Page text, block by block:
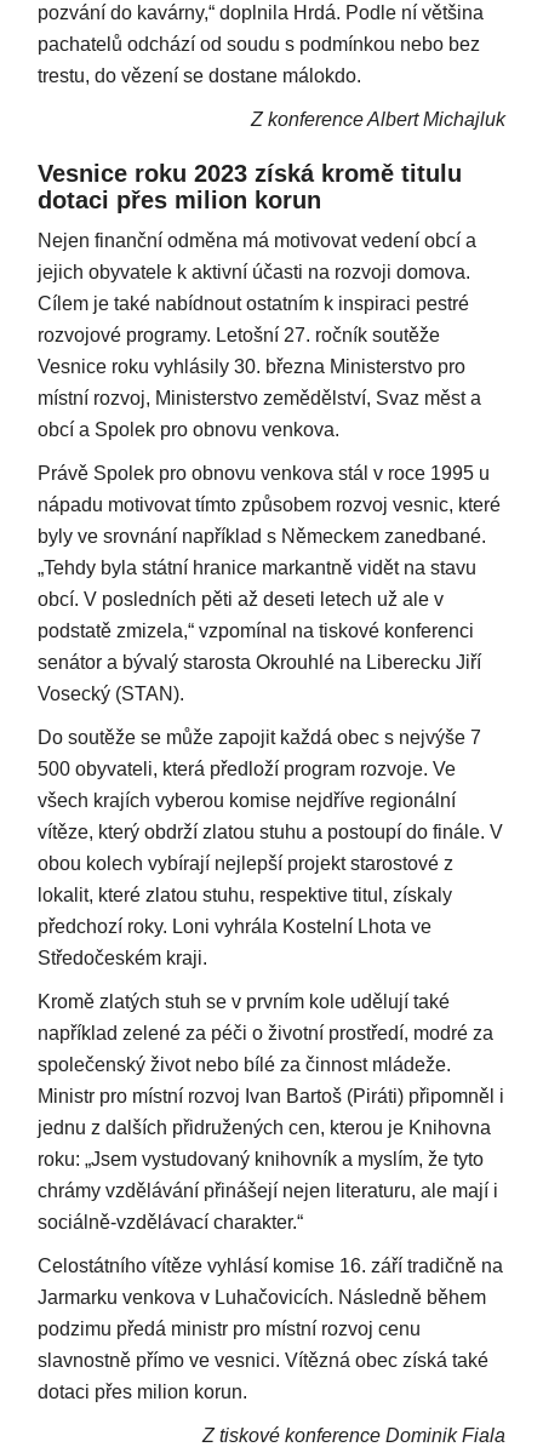
pozvání do kavárny,“ doplnila Hrdá. Podle ní většina
pachatelů odchází od soudu s podmínkou nebo bez
trestu, do vězení se dostane málokdo.
Z konference Albert Michajluk
Vesnice roku 2023 získá kromě titulu
dotaci přes milion korun
Nejen finanční odměna má motivovat vedení obcí a
jejich obyvatele k aktivní účasti na rozvoji domova.
Cílem je také nabídnout ostatním k inspiraci pestré
rozvojové programy. Letošní 27. ročník soutěže
Vesnice roku vyhlásily 30. března Ministerstvo pro
místní rozvoj, Ministerstvo zemědělství, Svaz měst a
obcí a Spolek pro obnovu venkova.
Právě Spolek pro obnovu venkova stál v roce 1995 u
nápadu motivovat tímto způsobem rozvoj vesnic, které
byly ve srovnání například s Německem zanedbané.
„Tehdy byla státní hranice markantně vidět na stavu
obcí. V posledních pěti až deseti letech už ale v
podstatě zmizela,“ vzpomínal na tiskové konferenci
senátor a bývalý starosta Okrouhlé na Liberecku Jiří
Vosecký (STAN).
Do soutěže se může zapojit každá obec s nejvýše 7
500 obyvateli, která předloží program rozvoje. Ve
všech krajích vyberou komise nejdříve regionální
vítěze, který obdrží zlatou stuhu a postoupí do finále. V
obou kolech vybírají nejlepší projekt starostové z
lokalit, které zlatou stuhu, respektive titul, získaly
předchozí roky. Loni vyhrála Kostelní Lhota ve
Středočeském kraji.
Kromě zlatých stuh se v prvním kole udělují také
například zelené za péči o životní prostředí, modré za
společenský život nebo bílé za činnost mládeže.
Ministr pro místní rozvoj Ivan Bartoš (Piráti) připomněl i
jednu z dalších přidružených cen, kterou je Knihovna
roku: „Jsem vystudovaný knihovník a myslím, že tyto
chrámy vzdělávání přinášejí nejen literaturu, ale mají i
sociálně-vzdělávací charakter.“
Celostátního vítěze vyhlásí komise 16. září tradičně na
Jarmarku venkova v Luhačovicích. Následně během
podzimu předá ministr pro místní rozvoj cenu
slavnostně přímo ve vesnici. Vítězná obec získá také
dotaci přes milion korun.
Z tiskové konference Dominik Fiala